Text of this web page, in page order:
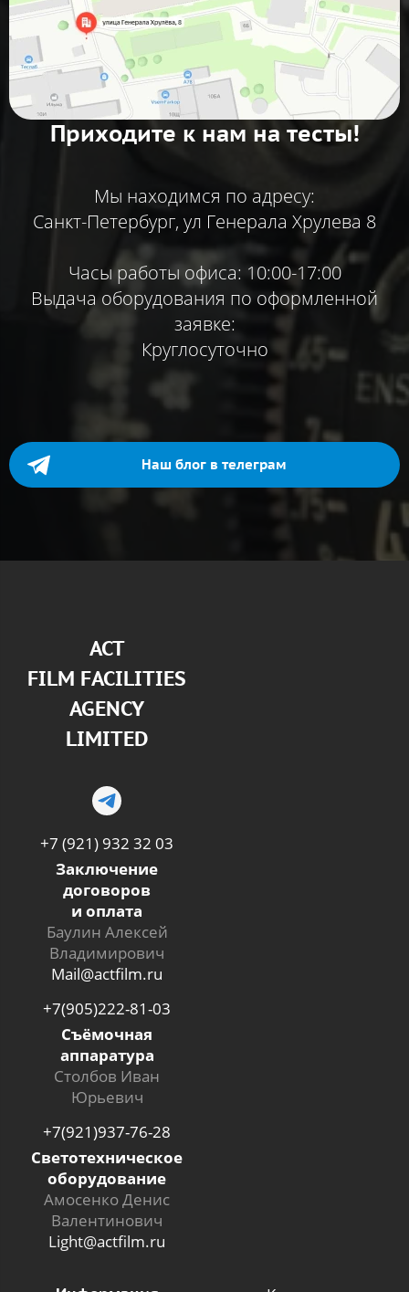
Приходите к нам на тесты!
Мы находимся по адресу:
Санкт-Петербург, ул Генерала Хрулева 8
Часы работы офиса: 10:00-17:00
Выдача оборудования по оформленной
заявке:
Круглосуточно
Наш блог в телеграм
АСТ
FILM FACILITIES
AGENCY
LIMITED
+7 (921) 932 32 03
Заключение
договоров
и оплата
Баулин Алексей
Владимирович
Mail@actfilm.ru
+7(905)222-81-03
Съёмочная
аппаратура
Столбов Иван
Юрьевич
+7(921)937-76-28
Светотехническое
оборудование
Амосенко Денис
Валентинович
Light@actfilm.ru